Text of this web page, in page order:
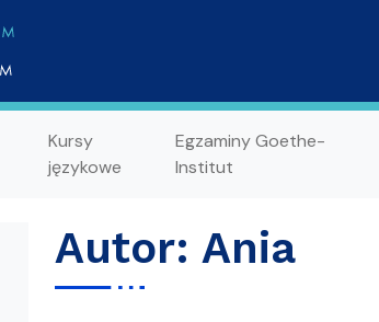
Kursy
językowe
Egzaminy Goethe-
Institut
Autor: Ania